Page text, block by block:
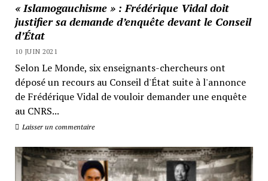
« Islamogauchisme » : Frédérique Vidal doit
justifier sa demande d’enquête devant le Conseil
d’État
10 JUIN 2021
Selon Le Monde, six enseignants-chercheurs ont
déposé un recours au Conseil d'État suite à l'annonce
de Frédérique Vidal de vouloir demander une enquête
au CNRS...
Laisser un commentaire